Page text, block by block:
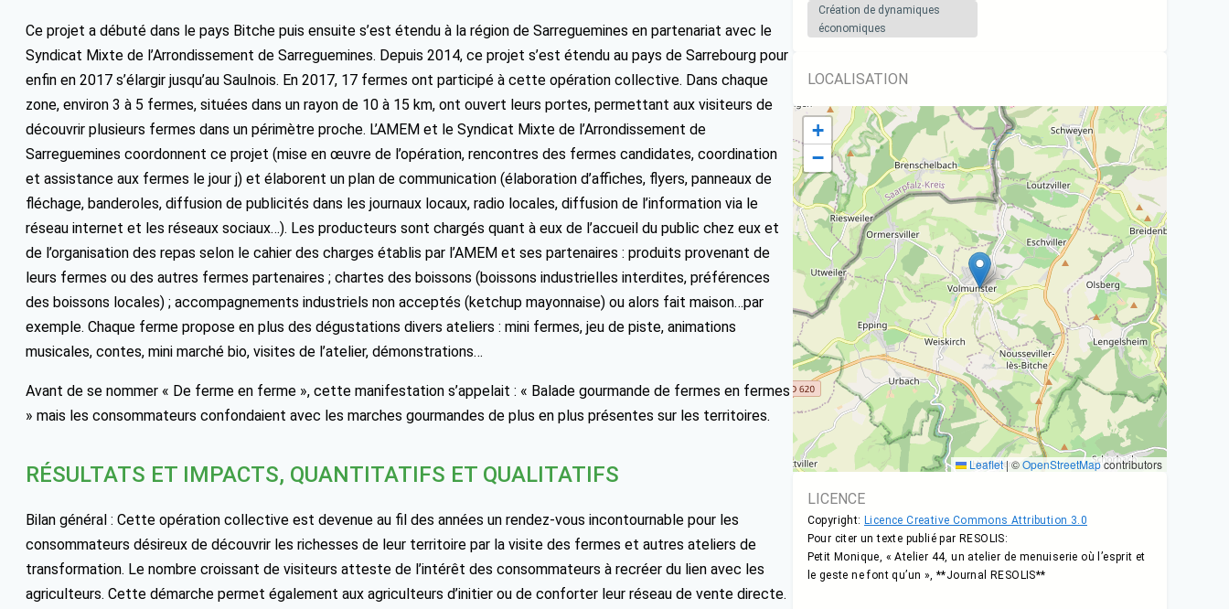
Ce projet a débuté dans le pays Bitche puis ensuite s’est étendu à la région de Sarreguemines en partenariat avec le
Syndicat Mixte de l’Arrondissement de Sarreguemines. Depuis 2014, ce projet s’est étendu au pays de Sarrebourg pour
enfin en 2017 s’élargir jusqu’au Saulnois. En 2017, 17 fermes ont participé à cette opération collective. Dans chaque
zone, environ 3 à 5 fermes, situées dans un rayon de 10 à 15 km, ont ouvert leurs portes, permettant aux visiteurs de
découvrir plusieurs fermes dans un périmètre proche. L’AMEM et le Syndicat Mixte de l’Arrondissement de
Sarreguemines coordonnent ce projet (mise en œuvre de l’opération, rencontres des fermes candidates, coordination
et assistance aux fermes le jour j) et élaborent un plan de communication (élaboration d’affiches, flyers, panneaux de
fléchage, banderoles, diffusion de publicités dans les journaux locaux, radio locales, diffusion de l’information via le
réseau internet et les réseaux sociaux…). Les producteurs sont chargés quant à eux de l’accueil du public chez eux et
de l’organisation des repas selon le cahier des charges établis par l’AMEM et ses partenaires : produits provenant de
leurs fermes ou des autres fermes partenaires ; chartes des boissons (boissons industrielles interdites, préférences
des boissons locales) ; accompagnements industriels non acceptés (ketchup mayonnaise) ou alors fait maison…par
exemple. Chaque ferme propose en plus des dégustations divers ateliers : mini fermes, jeu de piste, animations
musicales, contes, mini marché bio, visites de l’atelier, démonstrations…
Avant de se nommer « De ferme en ferme », cette manifestation s’appelait : « Balade gourmande de fermes en fermes
» mais les consommateurs confondaient avec les marches gourmandes de plus en plus présentes sur les territoires.
RÉSULTATS ET IMPACTS, QUANTITATIFS ET QUALITATIFS
Bilan général : Cette opération collective est devenue au fil des années un rendez-vous incontournable pour les
consommateurs désireux de découvrir les richesses de leur territoire par la visite des fermes et autres ateliers de
transformation. Le nombre croissant de visiteurs atteste de l’intérêt des consommateurs à recréer du lien avec les
agriculteurs. Cette démarche permet également aux agriculteurs d’initier ou de conforter leur réseau de vente directe.
Création de dynamiques
économiques
LOCALISATION
+
−
Leaflet|©OpenStreetMapcontributors
LICENCE
Copyright: Licence Creative Commons Attribution 3.0
Pour citer un texte publié par RESOLIS:
Petit Monique, « Atelier 44, un atelier de menuiserie où l’esprit et
le geste ne font qu’un », **Journal RESOLIS**